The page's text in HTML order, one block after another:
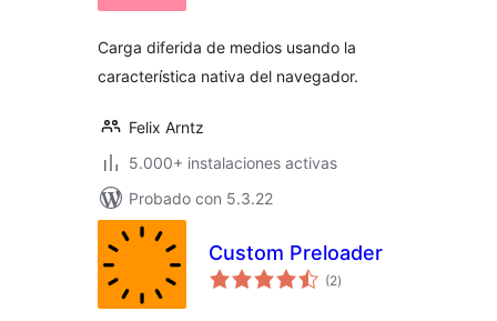
Carga diferida de medios usando la
característica nativa del navegador.
Felix Arntz
5.000+ instalaciones activas
Probado con 5.3.22
Custom Preloader
(2valoraciones
en
)